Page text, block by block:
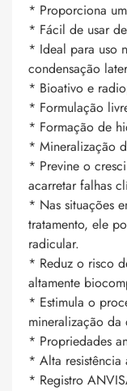
* Proporciona
* Fácil de usar
* Ideal para uso
condensação
* Bioativo e
* Formulação
* Formação de
* Mineralização
* Previne o
acarretar falhas
* Nas situações
tratamento, ele
radicular.
* Reduz o risco
altamente
* Estimula o
mineralização da
* Propriedades
* Alta resistência
* Registro